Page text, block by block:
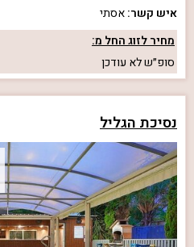
איש קשר:אסתי
מחיר לזוג החל מ:
סופ״שלא עודכן
נסיכת הגליל